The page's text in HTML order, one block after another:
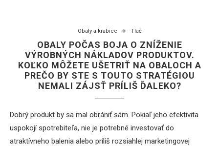
Obaly a krabice Tlač
OBALY POČAS BOJA O ZNÍŽENIE
VÝROBNÝCH NÁKLADOV PRODUKTOV.
KOĽKO MÔŽETE UŠETRIŤ NA OBALOCH A
PREČO BY STE S TOUTO STRATÉGIOU
NEMALI ZÁJSŤ PRÍLIŠ ĎALEKO?
Dobrý produkt by sa mal obrániť sám. Pokiaľ jeho efektivita
uspokojí spotrebiteľa, nie je potrebné investovať do
atraktívneho balenia alebo príliš rozsiahlej marketingovej